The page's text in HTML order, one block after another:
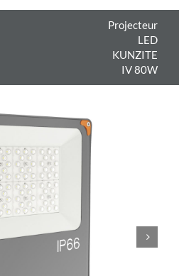
Projecteur
LED
KUNZITE
IV 80W